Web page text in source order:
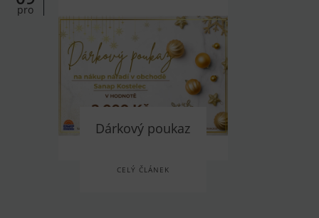
pro
Dárkový poukaz
CELÝ ČLÁNEK